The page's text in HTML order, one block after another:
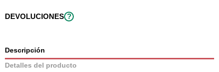
DEVOLUCIONES ?
Descripción
Detalles del producto